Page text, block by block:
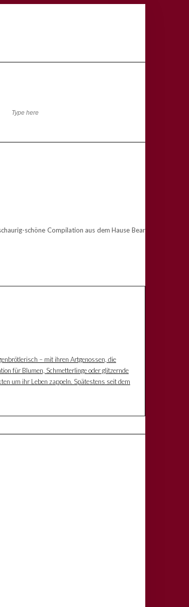
schöne Compilation aus dem Hause Bear
– mit ihren Artgenossen, die
für Blumen, Schmetterlinge oder glitzernde
um ihr Leben zappeln. Spätestens seit dem